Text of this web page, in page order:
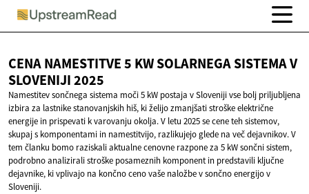
CENA NAMESTITVE 5 KW SOLARNEGA SISTEMA V
SLOVENIJI 2025
Namestitev sončnega sistema moči 5 kW postaja v Sloveniji vse bolj priljubljena
izbira za lastnike stanovanjskih hiš, ki želijo zmanjšati stroške električne
energije in prispevati k varovanju okolja. V letu 2025 se cene teh sistemov,
skupaj s komponentami in namestitvijo, razlikujejo glede na več dejavnikov. V
tem članku bomo raziskali aktualne cenovne razpone za 5 kW sončni sistem,
podrobno analizirali stroške posameznih komponent in predstavili ključne
dejavnike, ki vplivajo na končno ceno vaše naložbe v sončno energijo v
Sloveniji.